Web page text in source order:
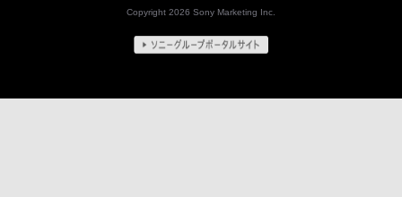
Copyright 2026 Sony Marketing Inc.